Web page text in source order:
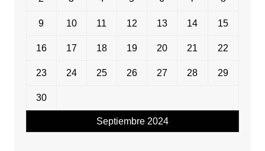
Septiembre 2024
9 10 11 12 13 14 15
16 17 18 19 20 21 22
23 24 25 26 27 28 29
30